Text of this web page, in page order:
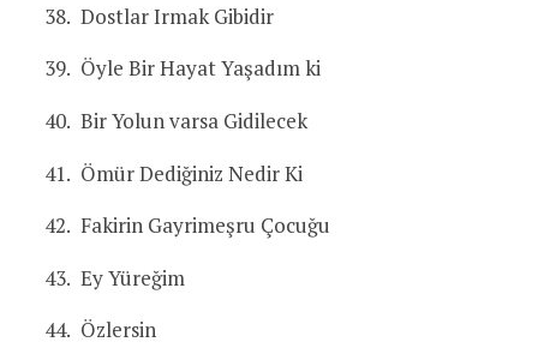
Dostlar Irmak Gibidir
Öyle Bir Hayat Yaşadım ki
Bir Yolun varsa Gidilecek
Ömür Dediğiniz Nedir Ki
Fakirin Gayrimeşru Çocuğu
Ey Yüreğim
Özlersin